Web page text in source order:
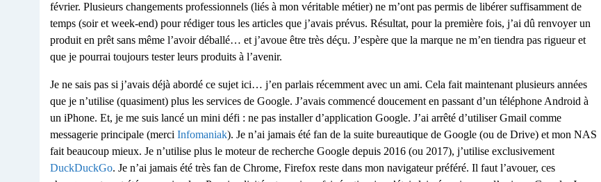
février. Plusieurs changements professionnels (liés à mon véritable métier) ne m’ont pas permis de libérer suffisamment de
temps (soir et week-end) pour rédiger tous les articles que j’avais prévus. Résultat, pour la première fois, j’ai dû renvoyer un
produit en prêt sans même l’avoir déballé… et j’avoue être très déçu. J’espère que la marque ne m’en tiendra pas rigueur et
que je pourrai toujours tester leurs produits à l’avenir.
Je ne sais pas si j’avais déjà abordé ce sujet ici… j’en parlais récemment avec un ami. Cela fait maintenant plusieurs années
que je n’utilise (quasiment) plus les services de Google. J’avais commencé doucement en passant d’un téléphone Android à
un iPhone. Et, je me suis lancé un mini défi : ne pas installer d’application Google. J’ai arrêté d’utiliser Gmail comme
messagerie principale (merci Infomaniak). Je n’ai jamais été fan de la suite bureautique de Google (ou de Drive) et mon NAS
fait beaucoup mieux. Je n’utilise plus le moteur de recherche Google depuis 2016 (ou 2017), j’utilise exclusivement
DuckDuckGo. Je n’ai jamais été très fan de Chrome, Firefox reste dans mon navigateur préféré. Il faut l’avouer, ces